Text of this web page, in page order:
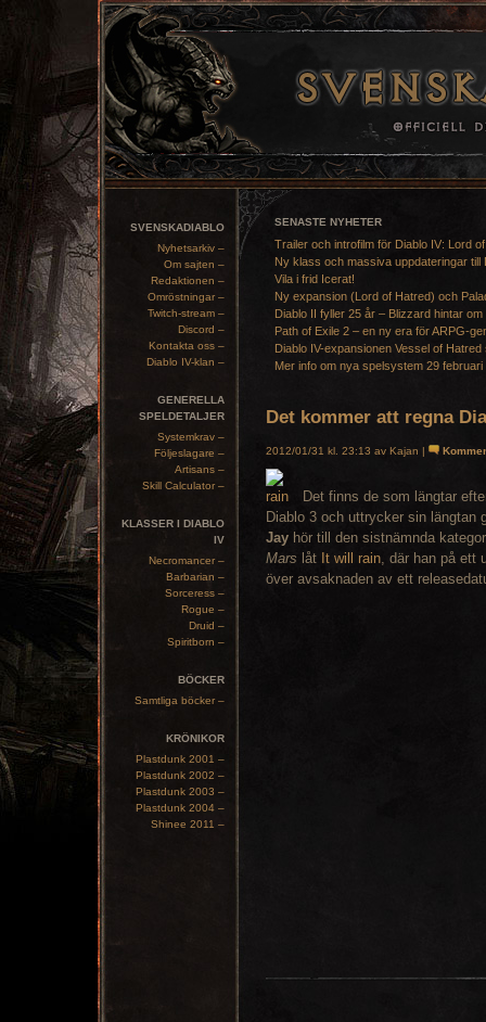
SVENSKADIABLO
Nyhetsarkiv –
Om sajten –
Redaktionen –
Omröstningar –
Twitch-stream –
Discord –
Kontakta oss –
Diablo IV-klan –
GENERELLA
SPELDETALJER
Systemkrav –
Följeslagare –
Artisans –
Skill Calculator –
KLASSER I DIABLO
IV
Necromancer –
Barbarian –
Sorceress –
Rogue –
Druid –
Spiritborn –
BÖCKER
Samtliga böcker –
KRÖNIKOR
Plastdunk 2001 –
Plastdunk 2002 –
Plastdunk 2003 –
Plastdunk 2004 –
Shinee 2011 –
SENASTE NYHETER
Trailer och introfilm för Diablo IV: Lord
Ny klass och massiva uppdateringar till
Vila i frid Icerat!
Ny expansion (Lord of Hatred) och
Diablo II fyller 25 år – Blizzard hintar om
Path of Exile 2 – en ny era för ARPG-
Diablo IV-expansionen Vessel of
Mer info om nya spelsystem 29 februari
Det kommer att regna
2012/01/31 kl. 23:13 av Kajan |
Det finns de som längtar
Diablo 3 och uttrycker sin
Jay hör till den sistnämnda
Mars låt It will rain, där han på ett
över avsaknaden av ett